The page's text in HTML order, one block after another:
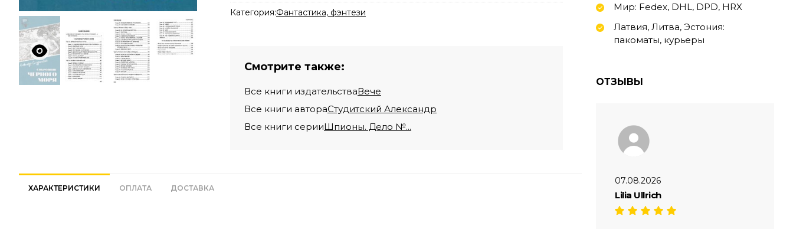
Категория:Фантастика, фэнтези
Смотрите также:
Все книги издательстваВече
Все книги автораСтудитский Александр
Все книги серииШпионы. Дело №...
ХАРАКТЕРИСТИКИ ОПЛАТА ДОСТАВКА
Мир: Fedex, DHL, DPD, HRX
Латвия, Литва, Эстония:
пакоматы, курьеры
ОТЗЫВЫ
07.08.2026
Lilia Ullrich